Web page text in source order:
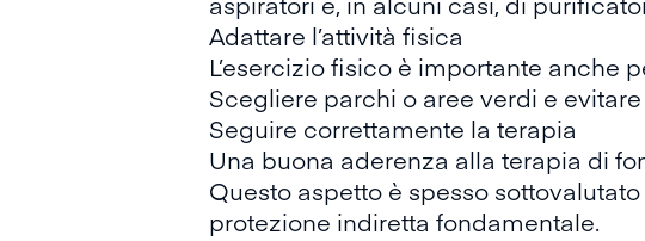
Adattare l’attività fisica
L’esercizio fisico è importante anche
Scegliere parchi o aree verdi e
Seguire correttamente la terapia
Una buona aderenza alla terapia di
Questo aspetto è spesso
protezione indiretta fondamentale.